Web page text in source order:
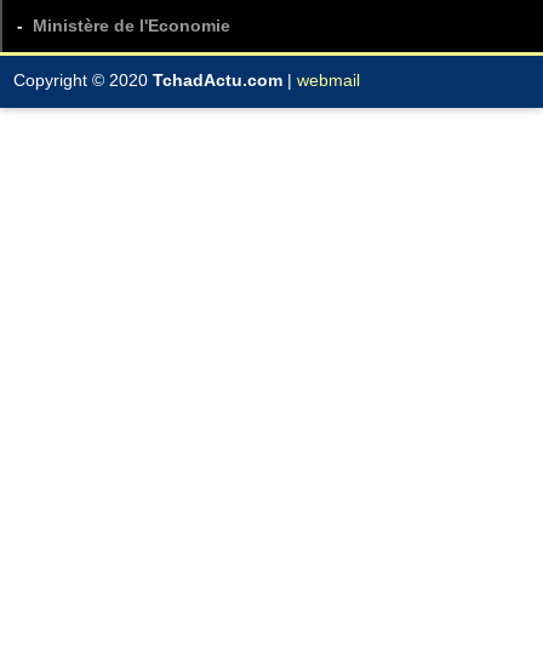
- Ministère de l'Economie
Copyright © 2020 TchadActu.com | webmail